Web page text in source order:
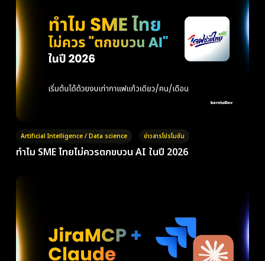
Artificial Intelligence / Data science ข่าวสารโปรโมชัน
ทำไม SME ไทยไม่ควรตกขบวน AI ในปี 2026